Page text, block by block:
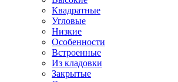
Квадратные
Угловые
Низкие
Особенности
Встроенные
Из кладовки
Закрытые